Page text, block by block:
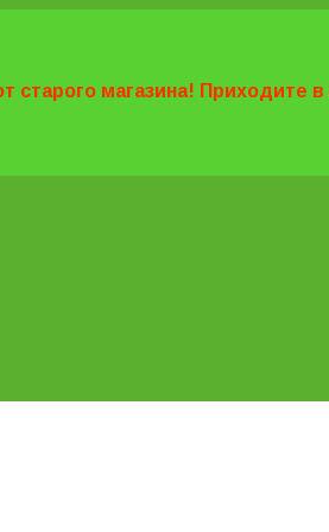
старого магазина! Приходите